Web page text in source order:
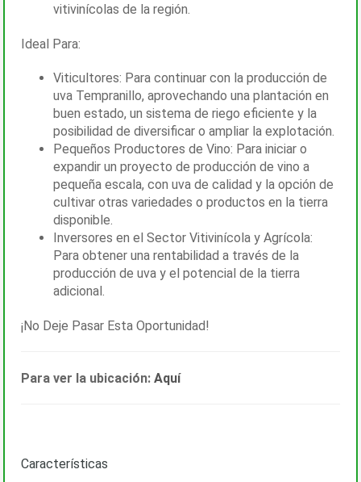
vitivinícolas de la región.
Ideal Para:
Viticultores: Para continuar con la producción de
uva Tempranillo, aprovechando una plantación en
buen estado, un sistema de riego eficiente y la
posibilidad de diversificar o ampliar la explotación.
Pequeños Productores de Vino: Para iniciar o
expandir un proyecto de producción de vino a
pequeña escala, con uva de calidad y la opción de
cultivar otras variedades o productos en la tierra
disponible.
Inversores en el Sector Vitivinícola y Agrícola:
Para obtener una rentabilidad a través de la
producción de uva y el potencial de la tierra
adicional.
¡No Deje Pasar Esta Oportunidad!
Para ver la ubicación: Aquí
Características